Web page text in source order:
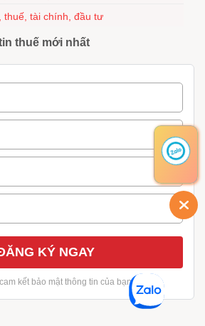
thuế, tài chính, đầu tư
thuế mới nhất